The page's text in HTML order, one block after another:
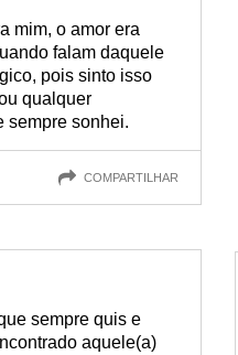
mim, o amor era
falam daquele
pois sinto isso
qualquer
sempre sonhei.
COMPARTILHAR
sempre quis e
aquele(a)